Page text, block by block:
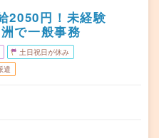
2050円！未経験
で一般事務
土日祝日が休み
遣